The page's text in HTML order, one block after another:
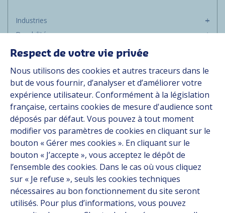
Industries
Durabilité
Média
Groupe
Fournisseurs
Documentation
Contact
Follow us
LinkedIn
Instagram
Respect de votre vie privée
Nous utilisons des cookies et autres traceurs dans le
but de vous fournir, d’analyser et d’améliorer votre
expérience utilisateur. Conformément à la législation
française, certains cookies de mesure d'audience sont
déposés par défaut. Vous pouvez à tout moment
modifier vos paramètres de cookies en cliquant sur le
bouton « Gérer mes cookies ». En cliquant sur le
bouton « J’accepte », vous acceptez le dépôt de
l’ensemble des cookies. Dans le cas où vous cliquez
sur « Je refuse », seuls les cookies techniques
nécessaires au bon fonctionnement du site seront
utilisés. Pour plus d’informations, vous pouvez